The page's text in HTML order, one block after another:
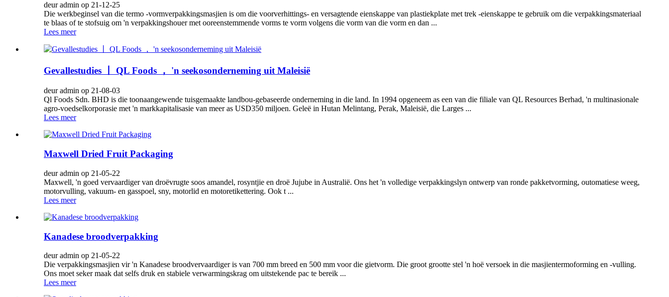
deur admin op 21-12-25
Die werkbeginsel van die termo -vormverpakkingsmasjien is om die voorverhittings- en versagtende eienskappe van plastiekplate met trek -eienskappe te gebruik om die verpakkingsmateriaal
te blaas of te stofsuig om 'n verpakkingshouer met ooreenstemmende vorms te vorm volgens die vorm van die vorm en dan ...
Lees meer
Gevallestudies 丨 QL Foods ， 'n seekosonderneming uit Maleisië
deur admin op 21-08-03
Ql Foods Sdn. BHD is die toonaangewende tuisgemaakte landbou-gebaseerde onderneming in die land. In 1994 opgeneem as een van die filiale van QL Resources Berhad, 'n multinasionale
agro-voedselkorporasie met 'n markkapitalisasie van meer as USD350 miljoen. Geleë in Hutan Melintang, Perak, Maleisië, die Larges ...
Lees meer
Maxwell Dried Fruit Packaging
deur admin op 21-05-22
Maxwell, 'n goed vervaardiger van droëvrugte soos amandel, rosyntjie en droë Jujube in Australië. Ons het 'n volledige verpakkingslyn ontwerp van ronde pakketvorming, outomatiese weeg,
motorvulling, vakuum- en gasspoel, sny, motorlid en motoretikettering. Ook t ...
Lees meer
Kanadese broodverpakking
deur admin op 21-05-22
Die verpakkingsmasjien vir 'n Kanadese broodvervaardiger is van 700 mm breed en 500 mm voor die gietvorm. Die groot grootte stel 'n hoë versoek in die masjientermoforming en -vulling.
Ons moet seker maak dat selfs druk en stabiele verwarmingskrag om uitstekende pac te bereik ...
Lees meer